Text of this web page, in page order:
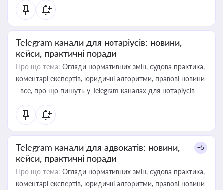
Telegram канали для нотаріусів: новини,
кейси, практичні поради
Про що тема: Огляди нормативних змін, судова практика,
коментарі експертів, юридичні алгоритми, правові новини
- все, про що пишуть у Telegram каналах для нотаріусів
Telegram канали для адвокатів: новини,
кейси, практичні поради
+5
Про що тема: Огляди нормативних змін, судова практика,
коментарі експертів, юридичні алгоритми, правові новини